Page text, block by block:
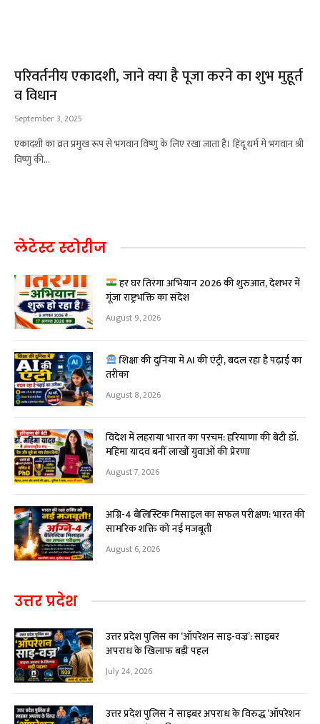
परिवर्तनीय एकादशी, जाने क्या है पूजा करने का शुभ मुहूर्त
व विधान
September 3, 2025
एकादशी का व्रत प्रमुख रूप से भगवान विष्णु के लिए रखा जाता है। हिंदू धर्म में भगवान श्री
विष्णु की…
लेटेस्ट स्टोरीज
हर घर तिरंगा अभियान 2026 की शुरुआत, देशभर में
गूंजा राष्ट्रभक्ति का संदेश
August 9, 2026
शिक्षा की दुनिया में AI की एंट्री, बदल रहा है पढ़ाई का
तरीका
August 8, 2026
विदेश में लहराया भारत का परचम: हरियाणा की बेटी डॉ.
महिमा यादव बनीं लाखों युवाओं की प्रेरणा
August 7, 2026
अग्नि-4 बैलिस्टिक मिसाइल का सफल परीक्षण: भारत की
सामरिक शक्ति को नई मजबूती
August 6, 2026
उत्तर प्रदेश
उत्तर प्रदेश पुलिस का ‘ऑपरेशन साइ-वज्र’: साइबर
अपराध के खिलाफ बड़ी पहल
July 24, 2026
उत्तर प्रदेश पुलिस ने साइबर अपराध के विरुद्ध ‘ऑपरेशन